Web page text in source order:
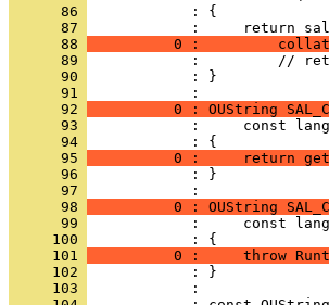
      86
      87
      88
0 :
      89
      90
            : }
      91
      92
0 : OUString
      93
      94
      95
0 :     return
      96
            : }
      97
      98
0 : OUString
      99
     100
     101
0 :     throw
     102
     103
            :